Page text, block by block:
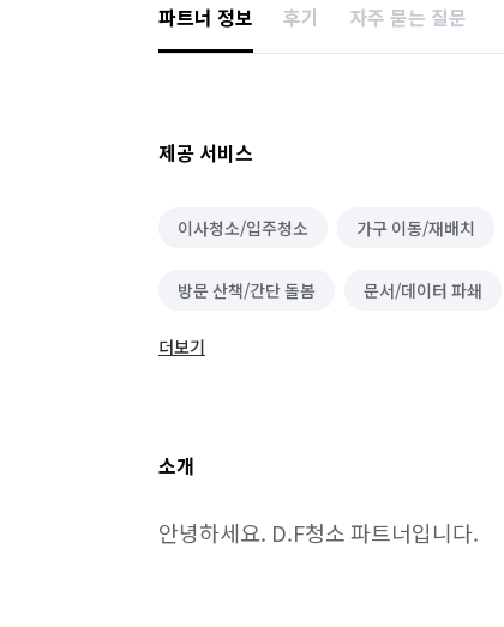
파트너 정보 후기 자주 묻는 질문
제공 서비스
이사청소/입주청소 가구 이동/재배치
방문 산책/간단 돌봄 문서/데이터 파쇄
하객 대행
더보기
소개
안녕하세요. D.F청소 파트너입니다.